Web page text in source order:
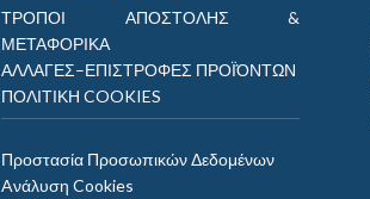
ΤΡΟΠΟΙ ΑΠΟΣΤΟΛΗΣ &
ΜΕΤΑΦΟΡΙΚΑ
ΑΛΛΑΓΕΣ–ΕΠΙΣΤΡΟΦΕΣ ΠΡΟΪΌΝΤΩΝ
ΠΟΛΙΤΙΚΗ COOKIES
Προστασία Προσωπικών Δεδομένων
Aνάλυση Cookies